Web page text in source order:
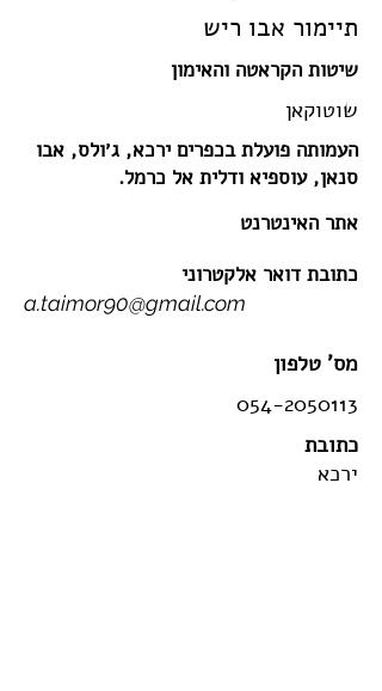
תיימור אבו ריש
שיטות הקראטה והאימון
שוטוקאן
העמותה פועלת בכפרים ירכא, ג׳ולס, אבו
סנאן, עוספיא ודלית אל כרמל.
אתר האינטרנט
כתובת דואר אלקטרוני
a.taimor90@gmail.com
מס' טלפון
054-2050113
כתובת
ירכא